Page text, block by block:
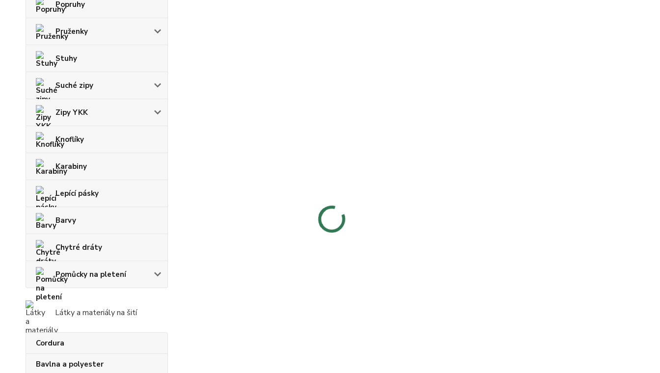
Popruhy
Pruženky
Stuhy
Suché zipy
Zipy YKK
Knoflíky
Karabiny
Lepící pásky
Barvy
Chytré dráty
Pomůcky na pletení
Látky a materiály na šití
Cordura
Bavlna a polyester